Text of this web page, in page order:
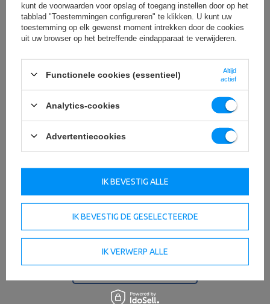
Technische specificaties
diameter
granulat gumowy
Diameter van de opening 51 mm
Type lading gumowe
~5%
Entiteit verantwoordelijk voor dit product in de EU
kunt de voorwaarden voor opslag of toegang instellen door op het
tabblad "Toestemmingen configureren" te klikken. U kunt uw
toestemming op elk gewenst moment intrekken door de cookies
uit uw browser op het betreffende eindapparaat te verwijderen.
Functionele cookies (essentieel)
Altijd
actief
Analytics-cookies
Advertentiecookies
IK BEVESTIG DE GESELECTEERDE
IK VERWERP ALLE
IK BEVESTIG ALLE